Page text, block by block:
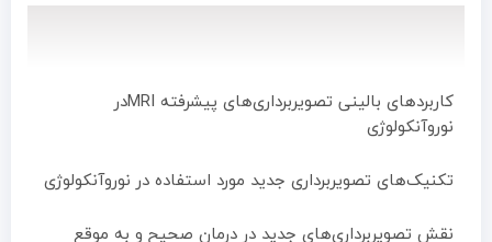
کاربردهای بالینی تصویربرداری‌های پیشرفته MRIدر
نوروآنکولوژی
تکنیک‌های تصویربرداری جدید مورد استفاده در نوروآنکولوژی
نقش تصویربرداری‌های جدید در درمان صحیح و به موقع